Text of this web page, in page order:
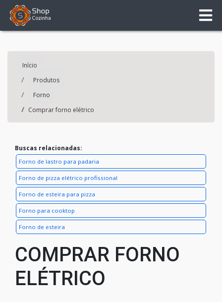
Início
Produtos
Forno
Comprar forno elétrico
Buscas relacionadas:
Forno de lastro para padaria
Forno de pizza elétrico profissional
Forno de esteira para pizza
Forno para cooktop
Forno de esteira
COMPRAR FORNO
ELÉTRICO